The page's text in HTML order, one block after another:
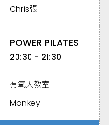
Chris張
POWER PILATES
20:30 - 21:30
有氧大教室
Monkey